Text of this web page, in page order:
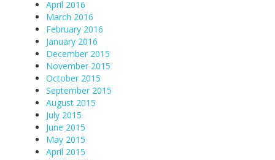
April 2016
March 2016
February 2016
January 2016
December 2015
November 2015
October 2015
September 2015
August 2015
July 2015
June 2015
May 2015
April 2015